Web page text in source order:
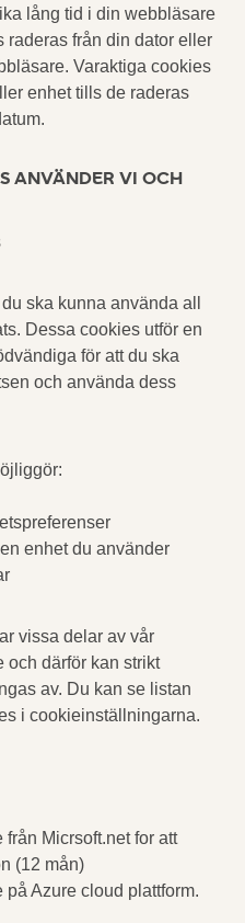
lång tid i din webbläsare
från din dator eller
Varaktiga cookies
enhet tills de raderas
ANVÄNDER VI OCH
ska kunna använda all
Dessa cookies utför en
för att du ska
och använda dess
enhet du använder
vissa delar av vår
och därför kan strikt
av. Du kan se listan
i cookieinställningarna.
Micrsoft.net for att
(12 mån)
Azure cloud plattform.